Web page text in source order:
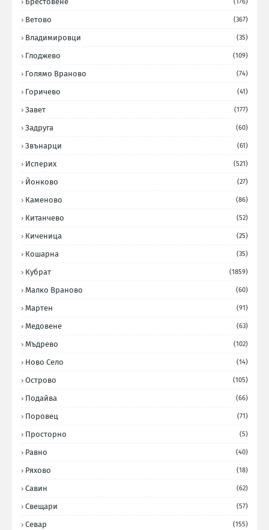
(176)
Ветово (367)
Владимировци (35)
Глоджево (109)
Голямо Враново (74)
Горичево (41)
Завет (177)
Задруга (60)
Звънарци (61)
Исперих (521)
Йонково (27)
Каменово (86)
Китанчево (52)
Киченица (25)
Кошарна (35)
Кубрат (1859)
Малко Враново (60)
Мартен (91)
Медовене (63)
Мъдрево (102)
Ново Село (14)
Острово (105)
Подайва (66)
Поровец (71)
Просторно (5)
Равно (40)
Ряхово (18)
Савин (62)
Свещари (57)
Севар (155)